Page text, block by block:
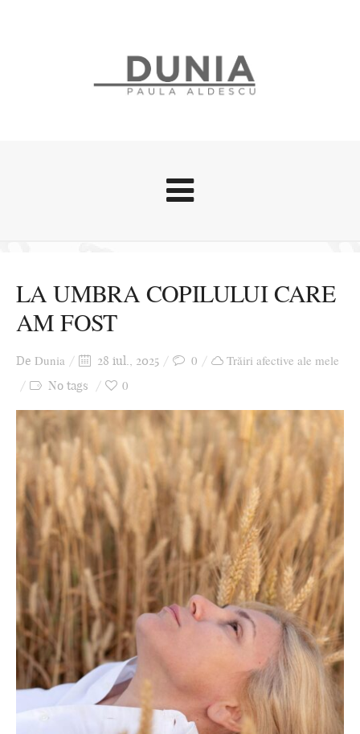
Stari afective
Zice Dunia
Cursuri povestite
LA UMBRA COPILULUI CARE
AM FOST
De Dunia 28 iul., 2025 0 Trăiri afective ale mele
No tags 0